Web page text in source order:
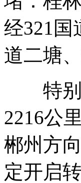
经321国
道二塘
特别
2216公
郴州方
定开启